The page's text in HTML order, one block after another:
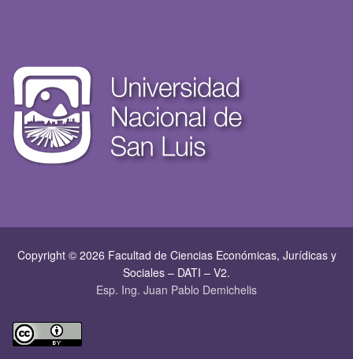
Copyright © 2026 Facultad de Ciencias Económicas, Jurí­dicas y
Sociales – DATI – V2.
Esp. Ing. Juan Pablo Demichelis